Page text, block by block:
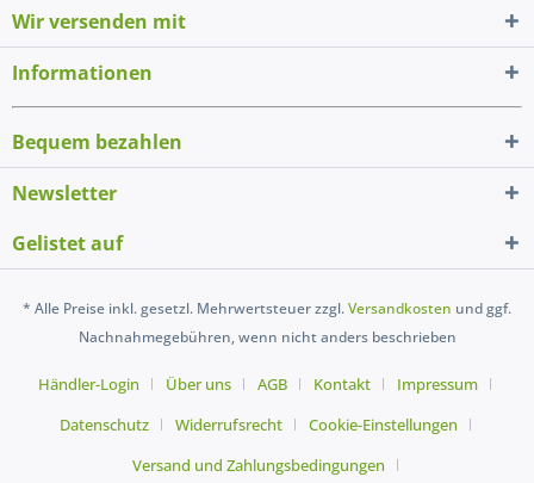
Wir versenden mit
Informationen
Bequem bezahlen
Newsletter
Gelistet auf
* Alle Preise inkl. gesetzl. Mehrwertsteuer zzgl.Versandkosten und ggf.
Nachnahmegebühren, wenn nicht anders beschrieben
Händler-Login Über uns AGB Kontakt
Impressum
Datenschutz
Widerrufsrecht
Cookie-Einstellungen
Versand und Zahlungsbedingungen